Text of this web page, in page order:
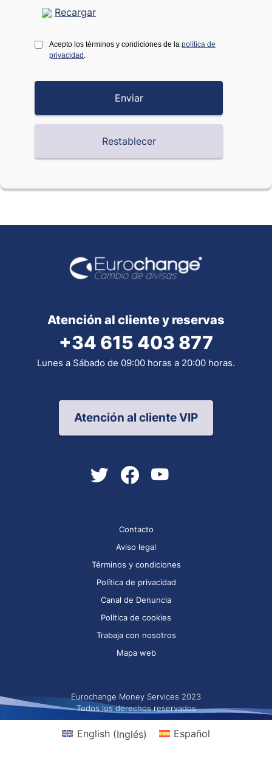
Recargar
Acepto los términos y condiciones de la política de
privacidad
Atención al cliente y reservas
+34 615 403 877
Lunes a Sábado de 09:00 horas a 20:00 horas.
Atención al cliente VIP
Contacto
Aviso legal
Términos y condiciones
Política de privacidad
Canal de Denuncia
Política de cookies
Trabaja con nosotros
Mapa web
Eurochange Money Services 2023
Todos los derechos reservados
English(Inglés) Español